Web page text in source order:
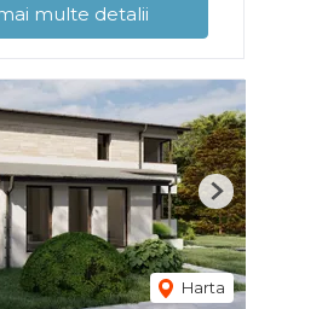
multe detalii
Harta
Next